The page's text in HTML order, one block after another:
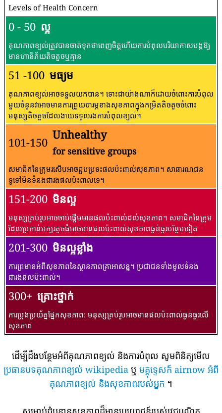
Levels of Health Concern
0 - 50 ល្អ
គុណភាពខ្យល់ត្រូវបានចាត់ទុកថាពេញចិត្តហើយការបំពុលបរិយាកាសបង្កឱ្យ
មានហានិភ័យតិចតួចឬគ្មាន
51 -100 មធ្យម
គុណភាពខ្យល់អាចទទួលយកបាន។ ទោះជាយ៉ាងណាក៏ដោយចំពោះការបំពុល
មួយចំនួនវាអាចមានការព្រួយបារម្ភខាងសុខភាពក្នុងកម្រិតតិចតួចចំពោះ
មនុស្សតិចតួចដែលងាយទទួលរងការបំពុលខ្យល់។
101-150
Unhealthy
for sensitive groups
សមាជិកនៃក្រុមរសើបអាចជួបប្រទះផលប៉ះពាល់សុខភាព។ សាធារណជន​
ទូទៅ​មិន​ទំនង​ជា​រង​ផល​ប៉ះពាល់​ទេ។
151-200 មិនល្អ
មនុស្សគ្រប់រូបអាចចាប់ផ្តើមមានផលប៉ះពាល់ដល់សុខភាព។ សមាជិកនៃក្រុម
ដែលប្រកាន់អក្សរតូចធំអាចមានផលប៉ះពាល់សុខភាពធ្ងន់ធ្ងរបន្ថែមទៀត
201-300 មិនល្អខ្លាំង
ការព្រមានអំពីសុខភាពនៃស្ថានភាពគ្រាអាសន្ន។ ប្រជាជនទាំងមូលទំនង
ជារងផលប៉ះពាល់។
300+ គ្រោះថ្នាក់
ការប្រុងប្រយ័ត្នផ្នែកសុខភាព: មនុស្សគ្រប់រូបអាចមានផលប៉ះពាល់ធ្ងន់ធ្ងរលើ
សុខភាព
ដើម្បីដឹងបន្ថែមអំពីគុណភាពខ្យល់ និងការបំពុល សូមពិនិត្យមើល
ប្រធានបទគុណភាពខ្យល់ wikipedia ឬ មគ្គុទ្ទេសក៍ airnow អំពី
គុណភាពខ្យល់ និងសុខភាពរបស់អ្នក ។